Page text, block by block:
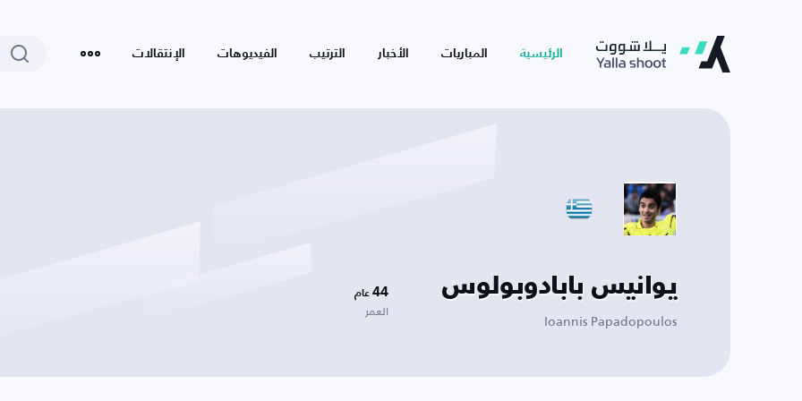
الرئيسية المباريات الأخبار الترتيب الفيديوهات الإنتقالات
يوانيس بابادوبولوس
Ioannis Papadopoulos
44عام
العمر